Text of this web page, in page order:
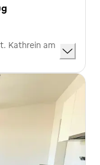
Kathrein am